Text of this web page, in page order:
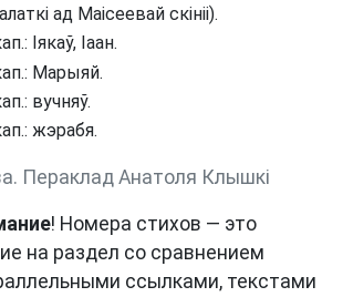
ад Маісеевай скініі).
Іякаў, Іаан.
Марыяй.
вучняў.
жэрабя.
Пераклад Анатоля Клышкi
! Номера стихов — это
на раздел со сравнением
ссылками, текстами